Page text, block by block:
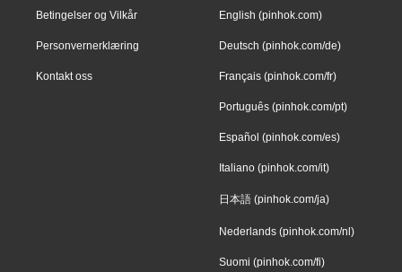
Betingelser og Vilkår
Personvernerklæring
Kontakt oss
English (pinhok.com)
Deutsch (pinhok.com/de)
Français (pinhok.com/fr)
Português (pinhok.com/pt)
Español (pinhok.com/es)
Italiano (pinhok.com/it)
日本語 (pinhok.com/ja)
Nederlands (pinhok.com/nl)
Suomi (pinhok.com/fi)